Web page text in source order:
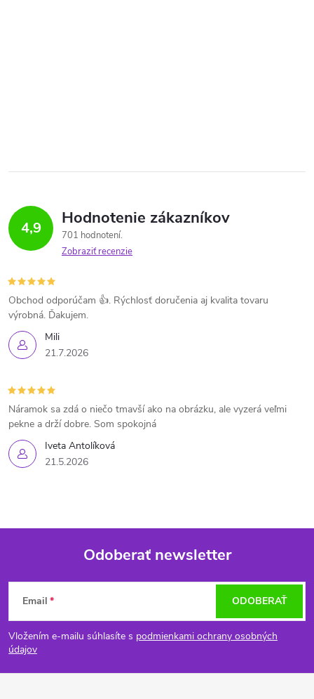
4,9 Hodnotenie zákazníkov
701 hodnotení
Zobraziť recenzie
Mili
21.7.2026
Obchod odporúčam 👍. Rýchlosť doručenia aj kvalita tovaru
výrobná. Ďakujem.
Iveta Antolíková
21.5.2026
Náramok sa zdá o niečo tmavší ako na obrázku, ale vyzerá veľmi
pekne a drží dobre. Som spokojná
Z
á
p
Odoberať newsletter
Email
Vložením e-mailu súhlasíte s podmienkami ochrany osobných
údajov
ODOBERAŤ